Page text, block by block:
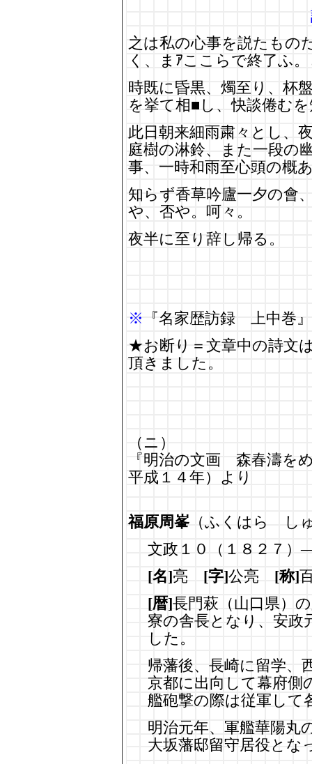
之は私の心事を説たもの
く、まｱここらで終了ふ
時既に昏黒、燭至り、杯
を挙て相■し、快談倦む
此日朝来細雨粛々とし、
庭樹の淋鈴、また一段の
事、一時和雨至心頭の概
知らず香草吟廬一夕の會
や、否や。呵々。
夜半に至り辞し帰る。
※
『名家歴訪録 上中巻
★お断り＝文章中の詩文
頂きました。
（ニ）
『明治の文画 森春濤を
平成１４年）より
福原周峯 （ふくはら し
文政１０（１８２７）
[名]亮 [字]公亮 [称]
[暦]長門萩（山口県）
寮の舎長となり、安政
した。
帰藩後、長崎に留学、
京都に出向して幕府側
艦砲撃の際は従軍して
明治元年、軍艦華陽丸
大坂藩邸留守居役とな